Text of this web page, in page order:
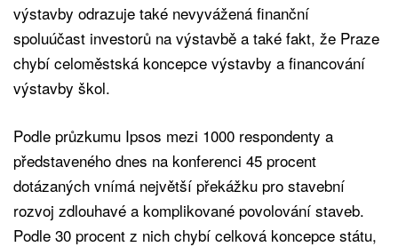
výstavby odrazuje také nevyvážená finanční
spoluúčast investorů na výstavbě a také fakt, že Praze
chybí celoměstská koncepce výstavby a financování
výstavby škol.
Podle průzkumu Ipsos mezi 1000 respondenty a
představeného dnes na konferenci 45 procent
dotázaných vnímá největší překážku pro stavební
rozvoj zdlouhavé a komplikované povolování staveb.
Podle 30 procent z nich chybí celková koncepce státu,